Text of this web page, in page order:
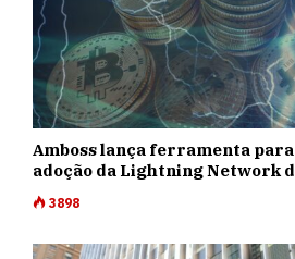
Amboss lança ferramenta
adoção da Lightning Network
3898